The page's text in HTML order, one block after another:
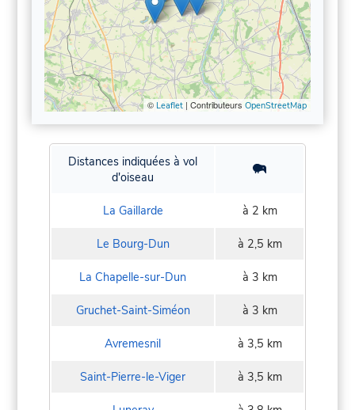
© Leaflet| Contributeurs OpenStreetMap
Distances indiquées à vol
d'oiseau
La Gaillarde à 2 km
Le Bourg-Dun à 2,5 km
La Chapelle-sur-Dun à 3 km
Gruchet-Saint-Siméon à 3 km
Avremesnil à 3,5 km
Saint-Pierre-le-Viger à 3,5 km